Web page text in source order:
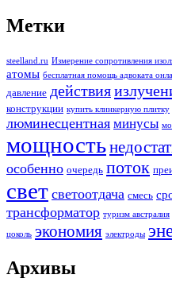
Метки
steelland.ru Измерение сопротивления
атомы бесплатная помощь адвоката
давление действия
конструкции купить клинкерную плитку
люминесцентная минусы
мощность
особенно очередь поток
свет светоотдача смесь
трансформатор туризм австралия
цоколь экономия электроды
Архивы